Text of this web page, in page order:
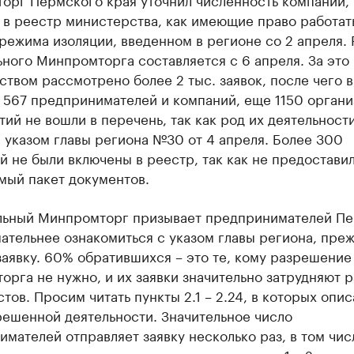
реестр министерства, как имеющие право
изоляции, введенном в регионе со 2 апреля.
Минпромторга составляется с 6 апреля. За
рассмотрено более 2 тыс. заявок, после чего
предпринимателей и компаний, еще 1150
не вошли в перечень, так как род их
главы региона №30 от 4 апреля. Более 300
не были включены в реестр, так как не
пакет документов.
Минпромторг призывает предпринимателей
ознакомиться с указом главы региона,
60% обратившихся – это те, кому разрешение
не нужно, и их заявки значительно затрудняют
Просим читать пункты 2.1 – 2.24, в которых
деятельности. Значительное число
отправляет заявку несколько раз, в том